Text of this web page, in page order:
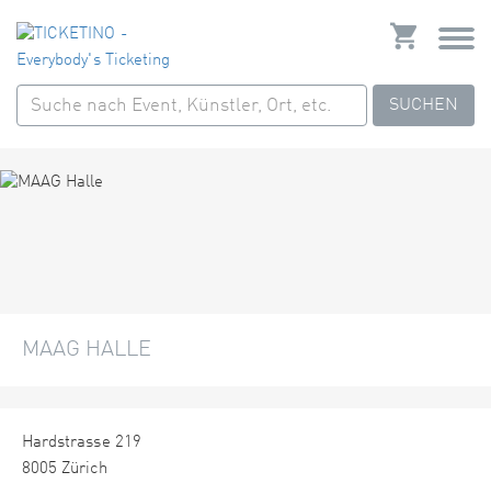
SUCHEN
MAAG HALLE
Hardstrasse 219
8005 Zürich